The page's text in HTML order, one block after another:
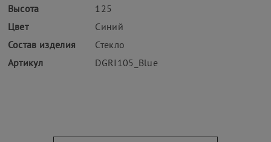
Высота
125
Цвет
Синий
Состав изделия
Стекло
Артикул
DGRI105_Blue